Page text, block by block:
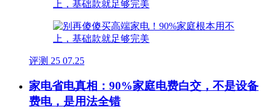
评测 25 07.25
家电省电真相：90%家庭电费白交，不是设备
费电，是用法全错